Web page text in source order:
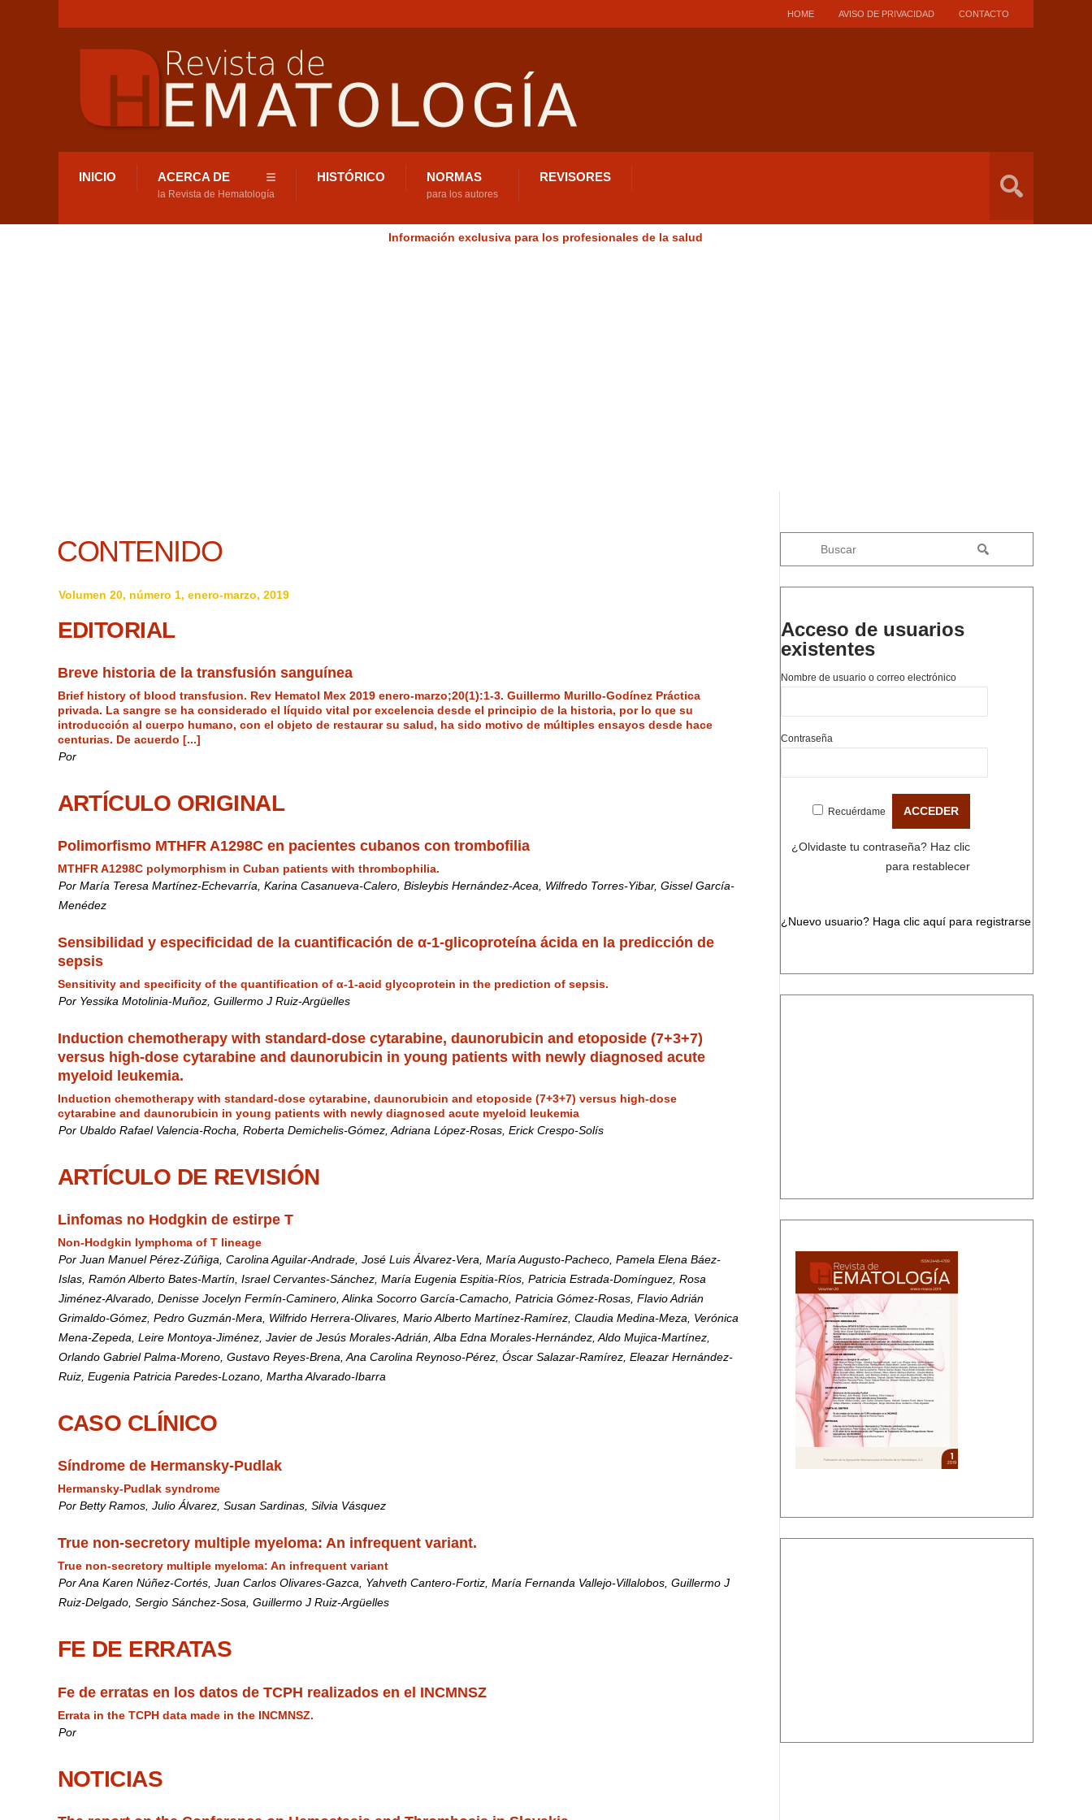
HOME AVISO DE PRIVACIDAD CONTACTO
INICIO ACERCA DE
la Revista de Hematología
HISTÓRICO NORMAS
para los autores
REVISORES
Información exclusiva para los profesionales de la salud
CONTENIDO
Volumen 20, número 1, enero-marzo, 2019
EDITORIAL
Breve historia de la transfusión sanguínea
Brief history of blood transfusion. Rev Hematol Mex 2019 enero-marzo;20(1):1-3. Guillermo Murillo-Godínez Práctica
privada. La sangre se ha considerado el líquido vital por excelencia desde el principio de la historia, por lo que su
introducción al cuerpo humano, con el objeto de restaurar su salud, ha sido motivo de múltiples ensayos desde hace
centurias. De acuerdo [...]
Por
ARTÍCULO ORIGINAL
Polimorfismo MTHFR A1298C en pacientes cubanos con trombofilia
MTHFR A1298C polymorphism in Cuban patients with thrombophilia.
Por María Teresa Martínez-Echevarría, Karina Casanueva-Calero, Bisleybis Hernández-Acea, Wilfredo Torres-Yibar, Gissel García-
Menédez
Sensibilidad y especificidad de la cuantificación de α-1-glicoproteína ácida en la predicción de
sepsis
Sensitivity and specificity of the quantification of α-1-acid glycoprotein in the prediction of sepsis.
Por Yessika Motolinia-Muñoz, Guillermo J Ruiz-Argüelles
Induction chemotherapy with standard-dose cytarabine, daunorubicin and etoposide (7+3+7)
versus high-dose cytarabine and daunorubicin in young patients with newly diagnosed acute
myeloid leukemia.
Induction chemotherapy with standard-dose cytarabine, daunorubicin and etoposide (7+3+7) versus high-dose
cytarabine and daunorubicin in young patients with newly diagnosed acute myeloid leukemia
Por Ubaldo Rafael Valencia-Rocha, Roberta Demichelis-Gómez, Adriana López-Rosas, Erick Crespo-Solís
ARTÍCULO DE REVISIÓN
Linfomas no Hodgkin de estirpe T
Non-Hodgkin lymphoma of T lineage
Por Juan Manuel Pérez-Zúñiga, Carolina Aguilar-Andrade, José Luis Álvarez-Vera, María Augusto-Pacheco, Pamela Elena Báez-
Islas, Ramón Alberto Bates-Martín, Israel Cervantes-Sánchez, María Eugenia Espitia-Ríos, Patricia Estrada-Domínguez, Rosa
Jiménez-Alvarado, Denisse Jocelyn Fermín-Caminero, Alinka Socorro García-Camacho, Patricia Gómez-Rosas, Flavio Adrián
Grimaldo-Gómez, Pedro Guzmán-Mera, Wilfrido Herrera-Olivares, Mario Alberto Martínez-Ramírez, Claudia Medina-Meza, Verónica
Mena-Zepeda, Leire Montoya-Jiménez, Javier de Jesús Morales-Adrián, Alba Edna Morales-Hernández, Aldo Mujica-Martínez,
Orlando Gabriel Palma-Moreno, Gustavo Reyes-Brena, Ana Carolina Reynoso-Pérez, Óscar Salazar-Ramírez, Eleazar Hernández-
Ruiz, Eugenia Patricia Paredes-Lozano, Martha Alvarado-Ibarra
CASO CLÍNICO
Síndrome de Hermansky-Pudlak
Hermansky-Pudlak syndrome
Por Betty Ramos, Julio Álvarez, Susan Sardinas, Silvia Vásquez
True non-secretory multiple myeloma: An infrequent variant.
True non-secretory multiple myeloma: An infrequent variant
Por Ana Karen Núñez-Cortés, Juan Carlos Olivares-Gazca, Yahveth Cantero-Fortiz, María Fernanda Vallejo-Villalobos, Guillermo J
Ruiz-Delgado, Sergio Sánchez-Sosa, Guillermo J Ruiz-Argüelles
FE DE ERRATAS
Fe de erratas en los datos de TCPH realizados en el INCMNSZ
Errata in the TCPH data made in the INCMNSZ.
Por
NOTICIAS
Acceso de usuarios
existentes
Nombre de usuario o correo electrónico
Contraseña
Recuérdame
¿Olvidaste tu contraseña? Haz clic
para restablecer
¿Nuevo usuario? Haga clic aquí para registrarse